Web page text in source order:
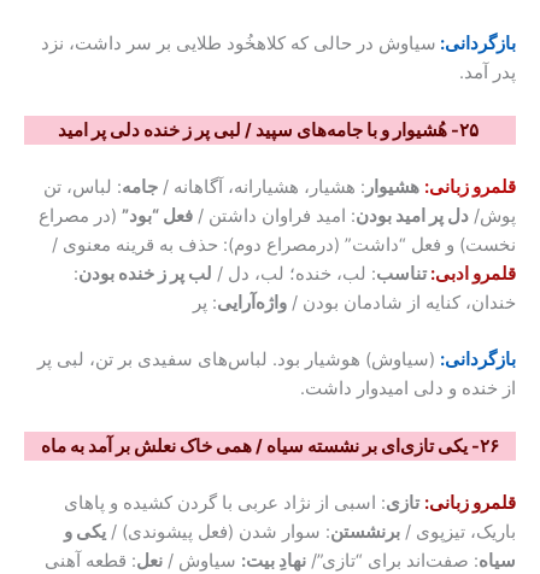
بازگردانی: سیاوش در حالی که کلاهخُود طلایی بر سر داشت، نزد
پدر آمد.
قلمرو زبانی: هشیوار : هشیار، هشیارانه، آگاهانه / جامه: لباس، تن
پوش/ دل پر امید بودن: امید فراوان داشتن / فعل “بود” (در مصراع
نخست) و فعل “داشت” (درمصراع دوم): حذف به قرینه معنوی /
قلمرو ادبی:تناسب: لب، خنده؛ لب، دل / لب پر ز خنده بودن:
خندان، کنایه از شادمان بودن / واژه‌آرایی: پر
بازگردانی: (سیاوش) هوشیار بود. لباس‌های سفیدی بر تن، لبی پر
از خنده و دلی امیدوار داشت.
۲۶- یکی تازی‌ای بر نشسته سیاه / همی خاک نعلش بر آمد به ماه
قلمرو زبانی: تازی: اسبی از نژاد عربی با گردن کشیده و پاهای
باریک، تیزپوی / برنشستن: سوار شدن (فعل پیشوندی) / یکی و
سیاه: صفت‌اند برای “تازی”/ نهادِ بیت: سیاوش / نعل: قطعه آهنی